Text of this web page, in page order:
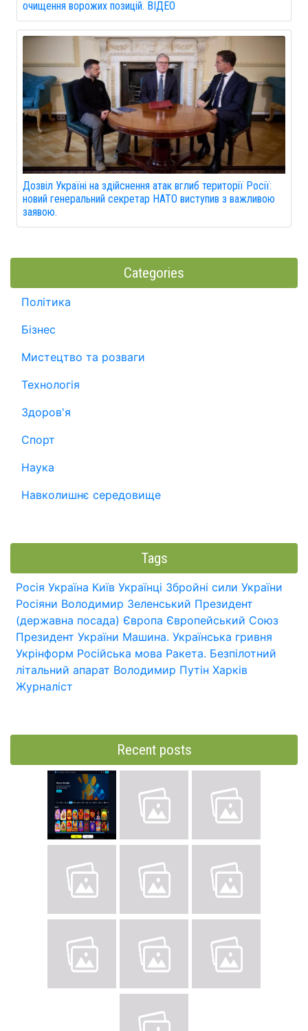
очищення ворожих позицій. ВІДЕО
Дозвіл Україні на здійснення атак вглиб території Росії:
новий генеральний секретар НАТО виступив з важливою
заявою.
Categories
Політика
Бізнес
Мистецтво та розваги
Технологія
Здоров'я
Спорт
Наука
Навколишнє середовище
Tags
Росія Україна Київ Українці Збройні сили України
Росіяни Володимир Зеленський Президент
(державна посада) Європа Європейський Союз
Президент України Машина. Українська гривня
Укрінформ Російська мова Ракета. Безпілотний
літальний апарат Володимир Путін Харків
Журналіст
Recent posts